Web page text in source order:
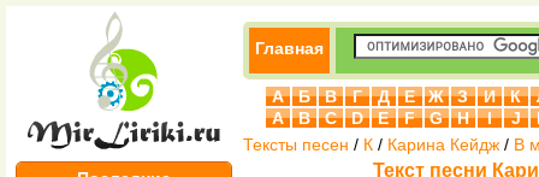
Главная
А Б В Г Д Е Ж З И К
A
B C D E F G H I J
Тексты песен / К / Карина Кейдж / В
Текст песни